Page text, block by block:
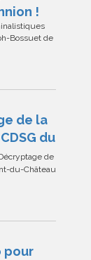
!
Bossuet de
de la
du
de
du-Château
pour